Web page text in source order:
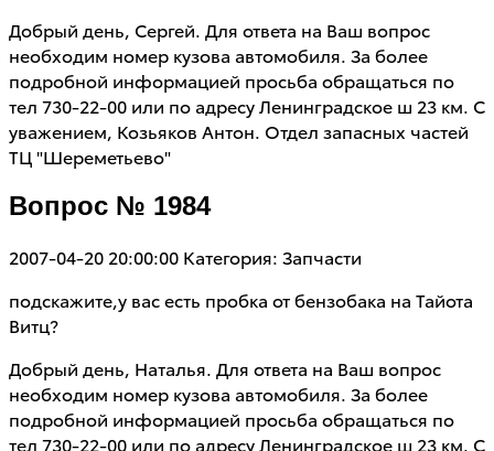
Добрый день, Cергей. Для ответа на Ваш вопрос
необходим номер кузова автомобиля. За более
подробной информацией просьба обращаться по
тел 730-22-00 или по адресу Ленинградское ш 23 км. С
уважением, Козьяков Антон. Отдел запасных частей
ТЦ "Шереметьево"
Вопрос № 1984
2007-04-20 20:00:00 Категория: Запчасти
подскажите,у вас есть пробка от бензобака на Тайота
Витц?
Добрый день, Наталья. Для ответа на Ваш вопрос
необходим номер кузова автомобиля. За более
подробной информацией просьба обращаться по
тел 730-22-00 или по адресу Ленинградское ш 23 км. С